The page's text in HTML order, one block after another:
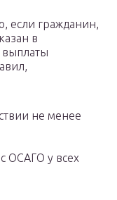
если гражданин,
в
не менее
ОСАГО у всех